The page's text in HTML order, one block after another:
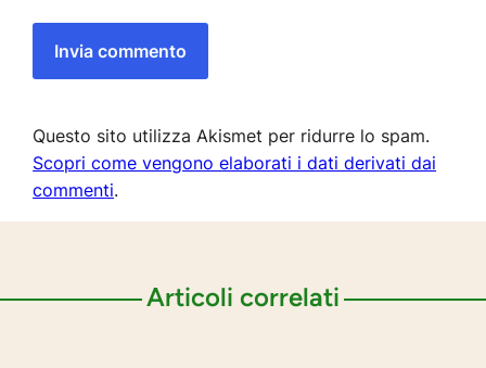
Questo sito utilizza Akismet per ridurre lo spam.
Scopri come vengono elaborati i dati derivati dai
commenti.
Articoli correlati